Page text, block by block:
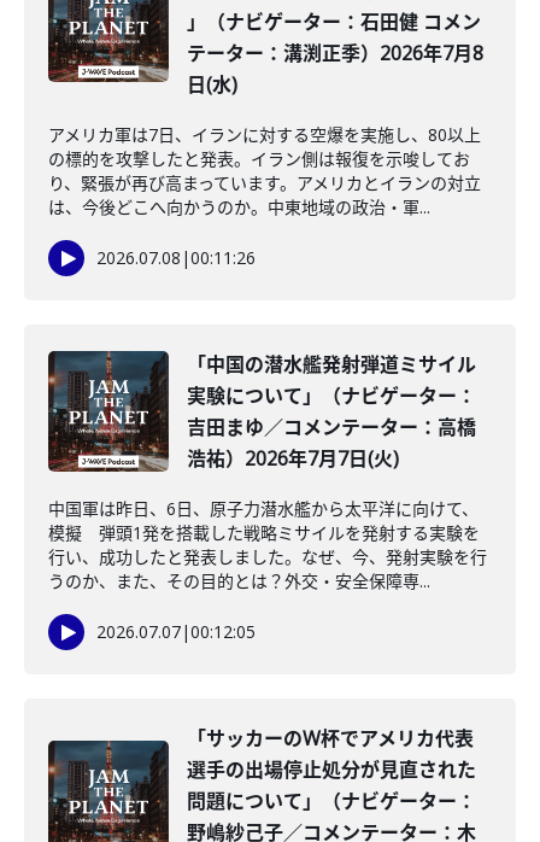
」（ナビゲーター：石田健 コメン
テーター：溝渕正季）2026年7月8
日(水)
アメリカ軍は7日、イランに対する空爆を実施し、80以上
の標的を攻撃したと発表。イラン側は報復を示唆してお
り、緊張が再び高まっています。アメリカとイランの対立
は、今後どこへ向かうのか。中東地域の政治・軍...
2026.07.08 |00:11:26
「中国の潜水艦発射弾道ミサイル
実験について」（ナビゲーター：
吉田まゆ／コメンテーター：高橋
浩祐）2026年7月7日(火)
中国軍は昨日、6日、原子力潜水艦から太平洋に向けて、
模擬 弾頭1発を搭載した戦略ミサイルを発射する実験を
行い、成功したと発表しました。なぜ、今、発射実験を行
うのか、また、その目的とは？外交・安全保障専...
2026.07.07|00:12:05
「サッカーのW杯でアメリカ代表
選手の出場停止処分が見直された
問題について」（ナビゲーター：
野嶋紗己子／コメンテーター：木